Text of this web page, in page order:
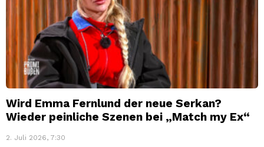
Wird Emma Fernlund der neue Serkan?
Wieder peinliche Szenen bei „Match my Ex“
2. Juli 2026, 7:30